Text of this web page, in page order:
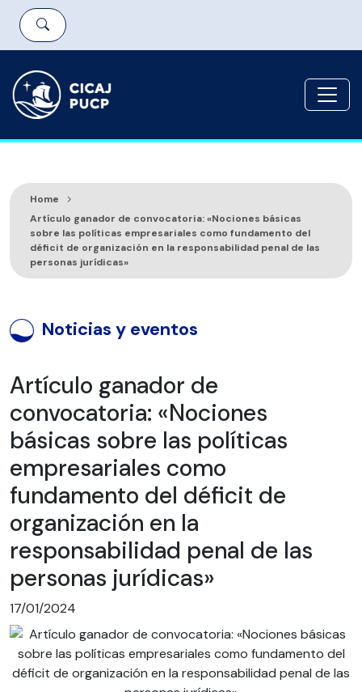
Home
Artículo ganador de convocatoria: «Nociones básicas
sobre las políticas empresariales como fundamento del
déficit de organización en la responsabilidad penal de las
personas jurídicas»
Noticias y eventos
Artículo ganador de
convocatoria: «Nociones
básicas sobre las políticas
empresariales como
fundamento del déficit de
organización en la
responsabilidad penal de las
personas jurídicas»
17/01/2024